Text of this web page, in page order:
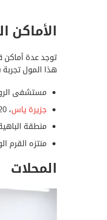
الأماكن
توجد عدة أماكن
هذا المول
مستشفى الرويس، 3
جزيرة ياس، 20 دقيق بالسيارة
منطقة الباهية، 20 دقيقة
منتزه القرم الوطني، 20
المحلات